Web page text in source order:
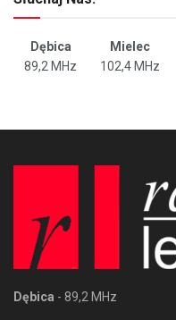
Dębica Mielec
89,2 MHz
102,4 MHz
Dębica - 89,2 MHz